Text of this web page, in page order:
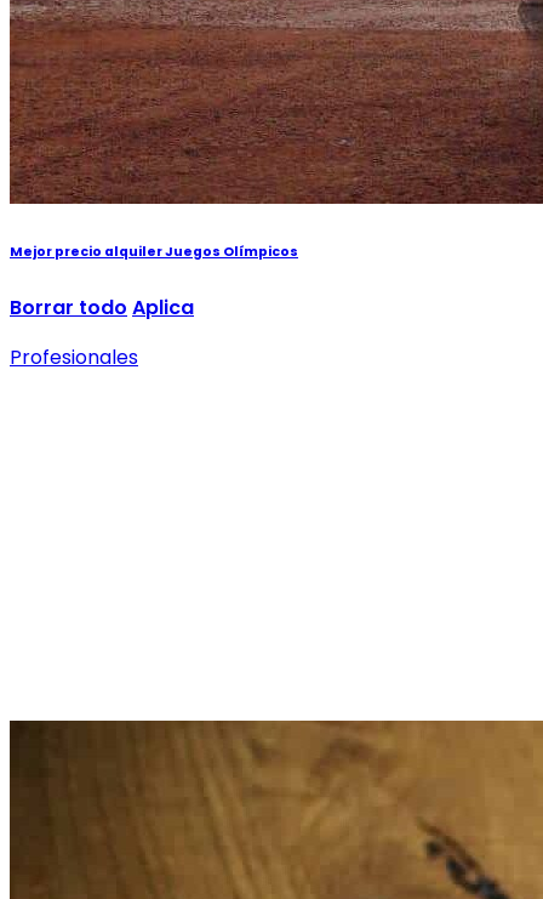
Mejor precio alquiler Juegos Olímpicos
Borrar todo Aplica
Profesionales